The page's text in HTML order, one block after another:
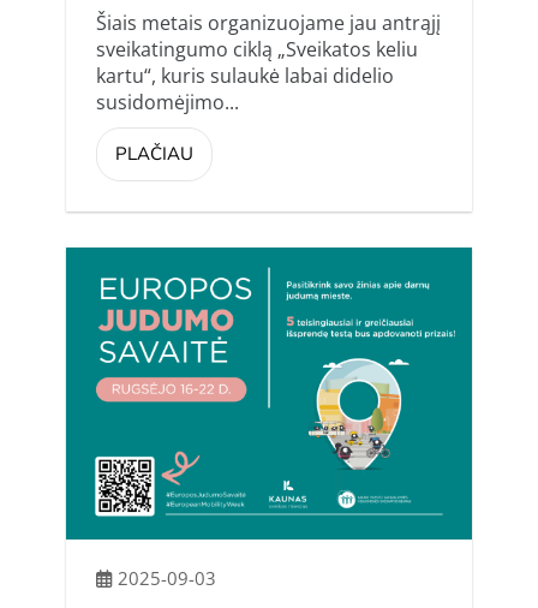
Šiais metais organizuojame jau antrąjį
sveikatingumo ciklą „Sveikatos keliu
kartu“, kuris sulaukė labai didelio
susidomėjimo...
PLAČIAU
2025-09-03